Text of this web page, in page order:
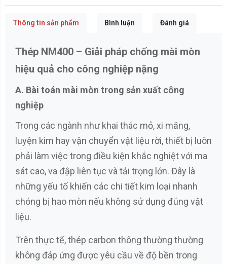
Thông tin sản phẩm Bình luận Đánh giá
Thép NM400 – Giải pháp chống mài mòn
hiệu quả cho công nghiệp nặng
A. Bài toán mài mòn trong sản xuất công
nghiệp
Trong các ngành như khai thác mỏ, xi măng,
luyện kim hay vận chuyển vật liệu rời, thiết bị luôn
phải làm việc trong điều kiện khắc nghiệt với ma
sát cao, va đập liên tục và tải trọng lớn. Đây là
những yếu tố khiến các chi tiết kim loại nhanh
chóng bị hao mòn nếu không sử dụng đúng vật
liệu.
Trên thực tế, thép carbon thông thường thường
không đáp ứng được yêu cầu về độ bền trong